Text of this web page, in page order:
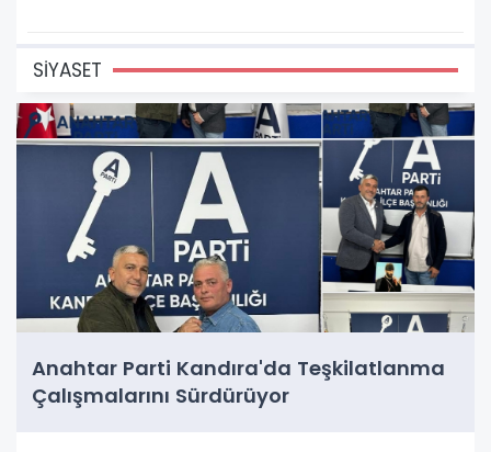
SİYASET
Anahtar Parti Kandıra'da Teşkilatlanma
Çalışmalarını Sürdürüyor